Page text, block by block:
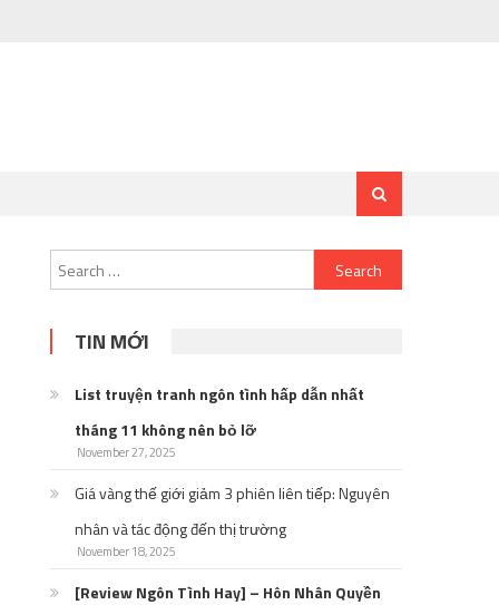
Search
for:
TIN MỚI
List truyện tranh ngôn tình hấp dẫn nhất
tháng 11 không nên bỏ lỡ
November 27, 2025
Giá vàng thế giới giảm 3 phiên liên tiếp: Nguyên
nhân và tác động đến thị trường
November 18, 2025
[Review Ngôn Tình Hay] – Hôn Nhân Quyền